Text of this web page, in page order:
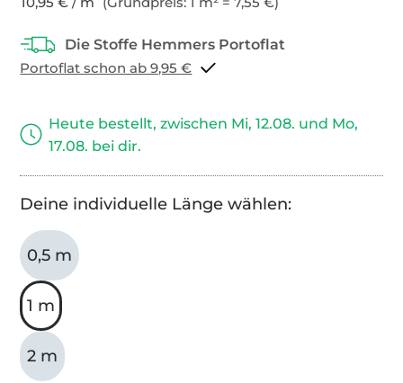
Portoflat schon ab 9,95 €
Heute bestellt, zwischen Mi, 12.08. und Mo,
17.08. bei dir.
Deine individuelle Länge wählen:
0,5 m
1 m
2 m